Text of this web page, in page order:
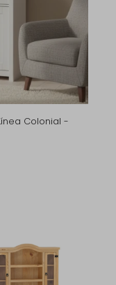
Colonial -